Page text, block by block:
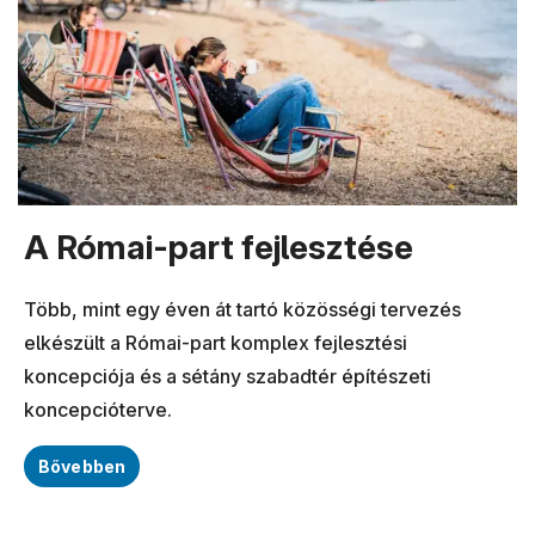
A Római-part fejlesztése
Több, mint egy éven át tartó közösségi tervezés
elkészült a Római-part komplex fejlesztési
koncepciója és a sétány szabadtér építészeti
koncepcióterve.
Bővebben